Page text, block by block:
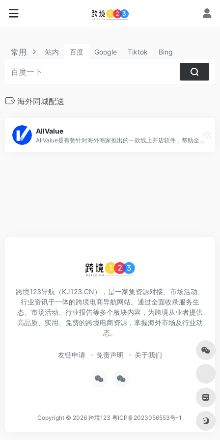
常用 站内 百度 Google Tiktok Bing
海外同城配送
AllValue
AllValue是有赞针对海外商家推出的一款线上开店软件，帮助全球华人商家开展社交电商和本地电商业务、搭建国际版微信小程序、移动店铺、社交营销与分销联盟，提供完善的同城配送支持，是华人商家开展电商生意的绝佳选择。
跨境123导航（KJ123.CN），是一家集资源对接、市场活动、
行业资讯于一体的跨境电商导航网站。通过全面收录服务生
态、市场活动、行业报告等多个板块内容，为跨境从业者提供
高品质、实用、免费的跨境电商资源，掌握海外市场及行业动
态。
友链申请 免责声明 关于我们
Copyright © 2026 跨境123 粤ICP备2023056553号-1